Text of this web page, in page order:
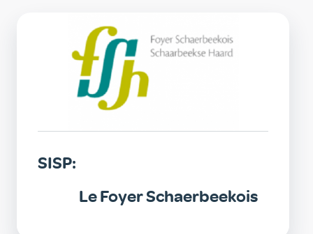
SISP:
Le Foyer Schaerbeekois